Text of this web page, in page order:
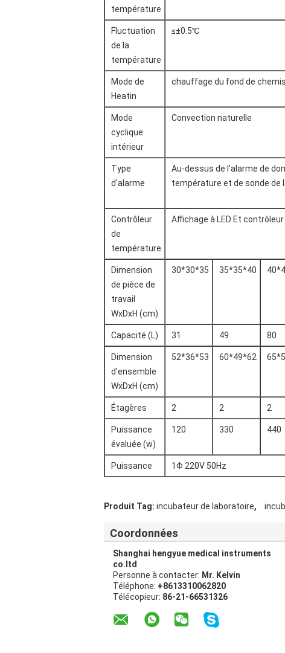
température
Fluctuation
de la
température
≤±0.5℃
Mode de
Heatin
chauffage du fond de
Mode
cyclique
intérieur
Convection naturelle
Type
d'alarme
Au-dessus de l'alarme de
température et de sonde de
Contrôleur
de
température
Affichage à LED Et contrôleur
Dimension
de pièce de
travail
WxDxH (cm)
30*30*35 35*35*40
Capacité (L) 31 49 80
Dimension
d'ensemble
WxDxH (cm)
52*36*53 60*49*62
Étagères 2 2 2
Puissance
évaluée (w)
120 330 440
Puissance 1Φ 220V 50Hz
Produit Tag: incubateur de laboratoire,
Coordonnées
Shanghai hengyue medical instruments
co.ltd
Personne à contacter: Mr. Kelvin
Téléphone: +8613310062820
Télécopieur: 86-21-66531326